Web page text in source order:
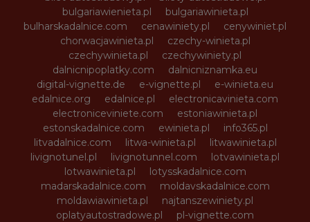
bulgariawienieta.pl
bulgariawinieta.pl
bulharskadalnice.com
cenawiniety.pl
cenywiniet.pl
chorwacjawinieta.pl
czechy-winieta.pl
czechywinieta.pl
czechywiniety.pl
dalnicnipoplatky.com
dalnicniznamka.eu
digital-vignette.de
e-vignette.pl
e-winieta.eu
edalnice.org
edalnice.pl
electronicavinieta.com
electroniceviniete.com
estoniawinieta.pl
estonskadalnice.com
ewinieta.pl
info365.pl
litvadalnice.com
litwa-winieta.pl
litwawinieta.pl
livignotunel.pl
livignotunnel.com
lotvawinieta.pl
lotwawinieta.pl
lotysskadalnice.com
madarskadalnice.com
moldavskadalnice.com
moldawiawinieta.pl
najtanszewiniety.pl
oplatyautostradowe.pl
pl-vignette.com